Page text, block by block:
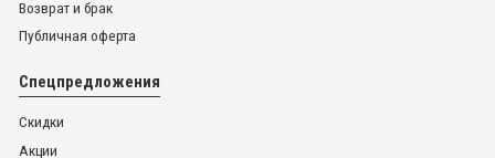
Возврат и брак
Публичная оферта
Спецпредложения
Скидки
Акции